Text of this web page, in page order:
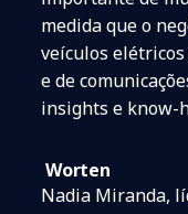
medida que o
veículos
e de
insights e know-
Worten
Nadia Miranda,